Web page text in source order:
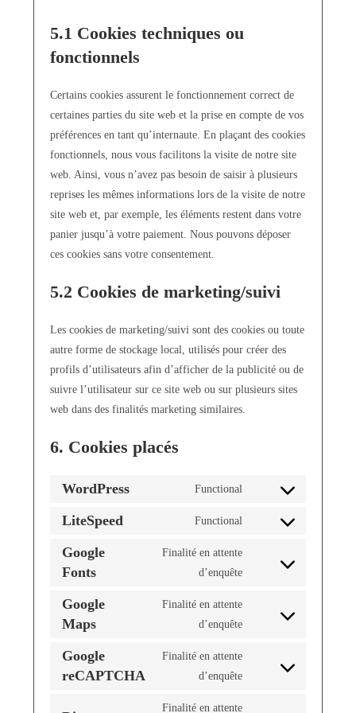
5.1 Cookies techniques ou
fonctionnels
Certains cookies assurent le fonctionnement correct de
certaines parties du site web et la prise en compte de vos
préférences en tant qu’internaute. En plaçant des cookies
fonctionnels, nous vous facilitons la visite de notre site
web. Ainsi, vous n’avez pas besoin de saisir à plusieurs
reprises les mêmes informations lors de la visite de notre
site web et, par exemple, les éléments restent dans votre
panier jusqu’à votre paiement. Nous pouvons déposer
ces cookies sans votre consentement.
5.2 Cookies de marketing/suivi
Les cookies de marketing/suivi sont des cookies ou toute
autre forme de stockage local, utilisés pour créer des
profils d’utilisateurs afin d’afficher de la publicité ou de
suivre l’utilisateur sur ce site web ou sur plusieurs sites
web dans des finalités marketing similaires.
6. Cookies placés
WordPress Functional
LiteSpeed Functional
Google
Fonts
Finalité en attente
d’enquête
Google
Maps
Finalité en attente
d’enquête
Google
reCAPTCHA
Finalité en attente
d’enquête
Finalité en attente